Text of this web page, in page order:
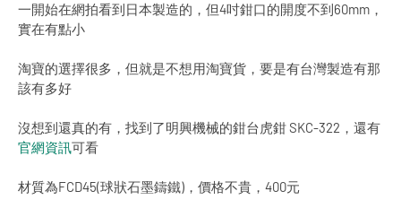
一開始在網拍看到日本製造的，但4吋鉗口的開度不到60mm，
實在有點小
淘寶的選擇很多，但就是不想用淘寶貨，要是有台灣製造有那
該有多好
沒想到還真的有，找到了明興機械的鉗台虎鉗 SKC-322，還有
官網資訊可看
材質為FCD45(球狀石墨鑄鐵)，價格不貴，400元